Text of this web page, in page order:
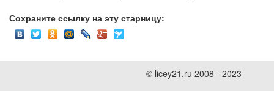
Сохраните ссылку на эту старницу:
© licey21.ru 2008 - 2023